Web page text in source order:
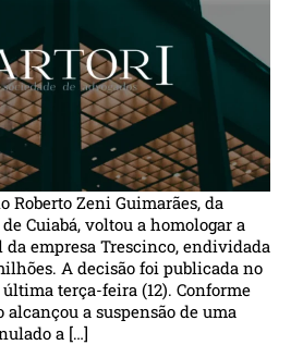
Roberto Zeni Guimarães, da
Cuiabá, voltou a homologar a
empresa Trescinco, endividada
A decisão foi publicada no
terça-feira (12). Conforme
alcançou a suspensão de uma
a […]